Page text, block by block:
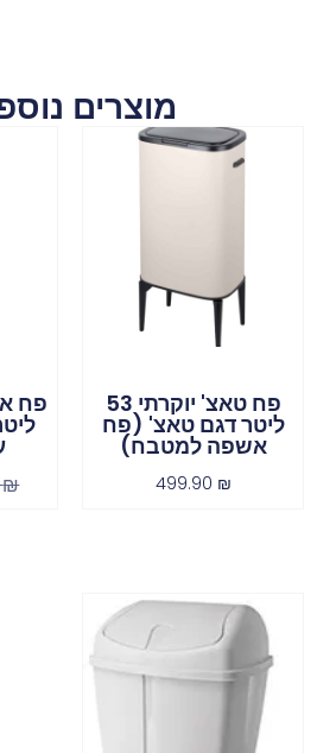
מוצרים
פח טאצ' יוקרתי 53
ליטר דגם טאצ' (פח
אשפה למטבח)
499.90 ₪
₪